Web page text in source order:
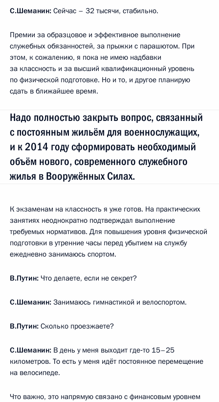
С.Шеманин: Сейчас – 32 тысячи, стабильно.
Премии за образцовое и эффективное выполнение
служебных обязанностей, за прыжки с парашютом. При
этом, к сожалению, я пока не имею надбавки
за классность и за высший квалификационный уровень
по физической подготовке. Но и то, и другое планирую
сдать в ближайшее время.
Надо полностью закрыть вопрос, связанный
с постоянным жильём для военнослужащих,
и к 2014 году сформировать необходимый
объём нового, современного служебного
жилья в Вооружённых Силах.
К экзаменам на классность я уже готов. На практических
занятиях неоднократно подтверждал выполнение
требуемых нормативов. Для повышения уровня физической
подготовки в утренние часы перед убытием на службу
ежедневно занимаюсь спортом.
В.Путин: Что делаете, если не секрет?
С.Шеманин: Занимаюсь гимнастикой и велоспортом.
В.Путин: Сколько проезжаете?
С.Шеманин: В день у меня выходит где‑то 15–25
километров. То есть у меня идёт постоянное перемещение
на велосипеде.
Что важно, это напрямую связано с финансовым уровнем